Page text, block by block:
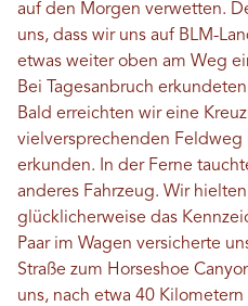
auf den Morgen verwetten.
uns, dass wir uns auf BLM-
etwas weiter oben am Weg
Bei Tagesanbruch
Bald erreichten wir eine
vielversprechenden Feldweg
erkunden. In der Ferne
anderes Fahrzeug. Wir
glücklicherweise das
Paar im Wagen versicherte
Straße zum Horseshoe
uns, nach etwa 40